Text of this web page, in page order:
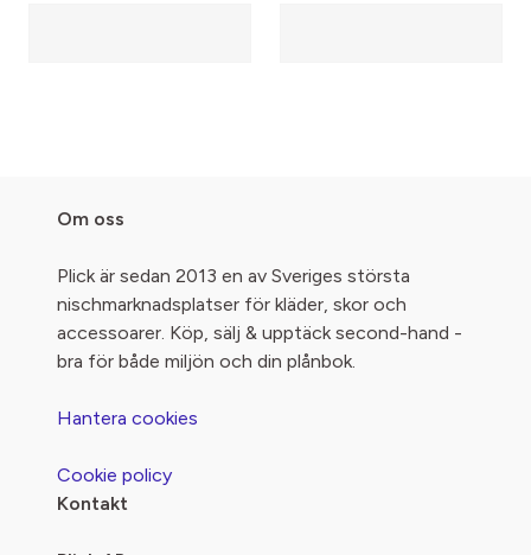
Om oss
Plick är sedan 2013 en av Sveriges största
nischmarknadsplatser för kläder, skor och
accessoarer. Köp, sälj & upptäck second-hand -
bra för både miljön och din plånbok.
Hantera cookies
Cookie policy
Kontakt